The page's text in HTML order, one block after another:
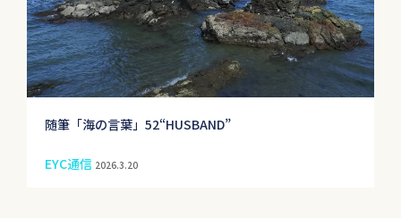
随筆「海の言葉」52“HUSBAND”
EYC通信 2026.3.20